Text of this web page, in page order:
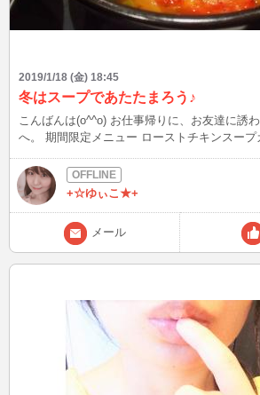
2019/1/18 (金) 18:45
冬はスープであたたまろう♪
こんばんは(o^^o) お仕事帰りに、お友達に誘われ久しぶりにCoCo壱
へ。 期間限定メニュー ローストチキンスープカレーを発見！ あたた
た。 美味しかったー♪
+☆ゆぃこ★+
メール